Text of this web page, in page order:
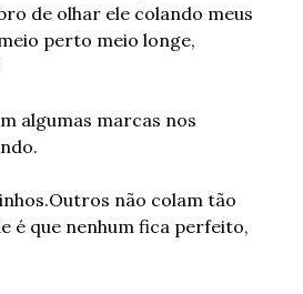
de olhar ele colando meus
perto meio longe,
algumas marcas nos
Outros não colam tão
é que nenhum fica perfeito,